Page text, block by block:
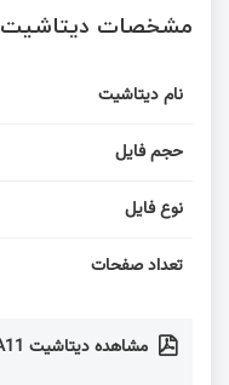
مشخصات دیتاشیت
نام دیتاشیت
حجم فایل
نوع فایل
تعداد صفحات
مشاهده دیتاشیت AMJDEEH-A11